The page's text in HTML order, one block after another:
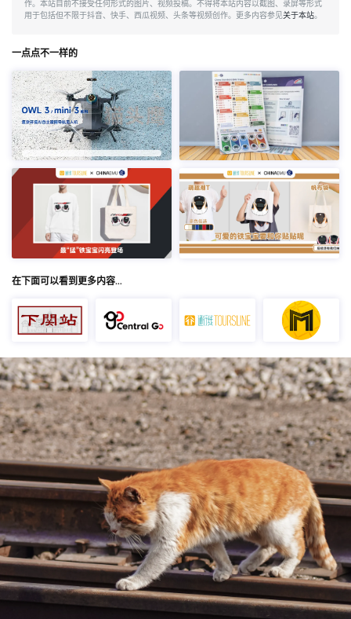
作。本站目前不接受任何形式的图片、视频投稿。不得将本站内容以截图、录屏等形式
用于包括但不限于抖音、快手、西瓜视频、头条等视频创作。更多内容参见关于本站。
一点点不一样的
在下面可以看到更多内容…